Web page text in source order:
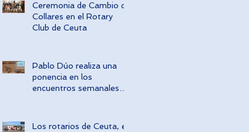
Ceremonia de Cambio de
Collares en el Rotary
Club de Ceuta
Pablo Dúo realiza una
ponencia en los
encuentros semanales
Los rotarios de Ceuta, en